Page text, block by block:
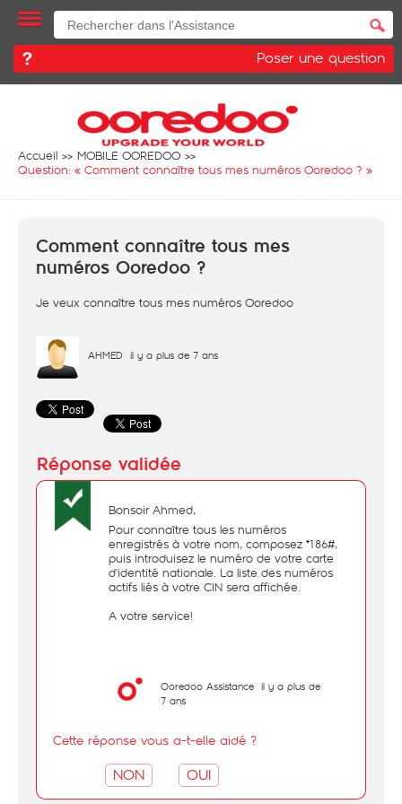
Poser une question
Accueil
MOBILE OOREDOO
Question: « Comment connaître tous mes numéros Ooredoo ? »
Comment connaître tous mes
numéros Ooredoo ?
Je veux connaître tous mes numéros Ooredoo
AHMED il y a plus de 7 ans
Bonsoir Ahmed,
Pour connaître tous les numéros
enregistrés à votre nom, composez *186#,
puis introduisez le numéro de votre carte
d'identité nationale. La liste des numéros
actifs liés à votre CIN sera affichée.
A votre service!
Ooredoo Assistance il y a plus de
7 ans
Cette réponse vous a-t-elle aidé ?
NON OUI